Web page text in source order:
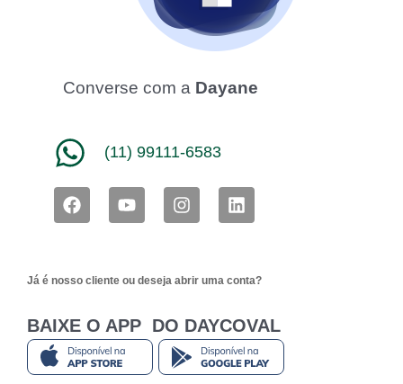
Converse com a Dayane
(11) 99111-6583
F
a
o
k
Y
o
b
I
n
g
a
m
L
i
d
n
Já é nosso cliente ou deseja abrir uma conta?
BAIXE O APP DO DAYCOVAL